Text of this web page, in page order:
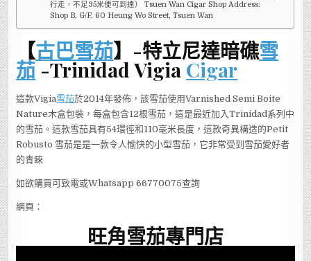
行走，不足35米便可到達） Tsuen Wan Cigar Shop Address:
Shop B, G/F, 60 Heung Wo Street, Tsuen Wan
【古巴雪茄】-特立尼達暗礁雪
茄-Trinidad Vigia Cigar
這款Vigia雪茄於2014年發佈，該雪茄使用Varnished Semi Boite
Nature木盒包裝，每盒包含12根雪茄，這是最近加入Trinidad系列中
的雪茄。這款雪茄具有54環徑和110毫米長度，這款奇異構造的Petit
Robusto 雪茄是是一款令人愉快的小型雪茄，它非常受到雪茄愛好者
的青睞
如欲購買可致電或Whatsapp 66770075查詢
網頁：
旺角雪茄專門店